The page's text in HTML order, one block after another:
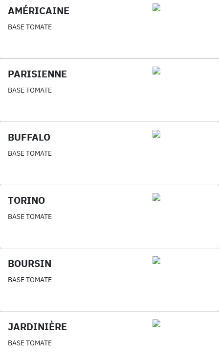
AMÉRICAINE
BASE TOMATE
PARISIENNE
BASE TOMATE
BUFFALO
BASE TOMATE
TORINO
BASE TOMATE
BOURSIN
BASE TOMATE
JARDINIÈRE
BASE TOMATE